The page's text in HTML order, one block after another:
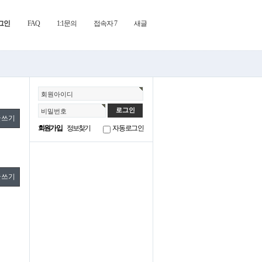
인 FAQ 1:1문의 접속자 7 새글
회원아이디
비밀번호
회원가입 정보찾기 자동로그인
기
기